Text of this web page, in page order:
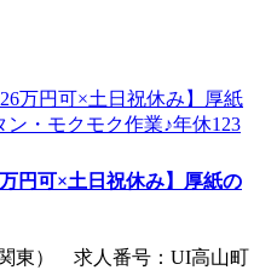
円可×土日祝休み】厚紙の
東） 求人番号：UI高山町